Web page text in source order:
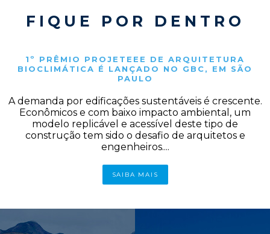
FIQUE POR DENTRO
1º PRÊMIO PROJETEEE DE ARQUITETURA
BIOCLIMÁTICA É LANÇADO NO GBC, EM SÃO
PAULO
A demanda por edificações sustentáveis é crescente.
Econômicos e com baixo impacto ambiental, um
modelo replicável e acessível deste tipo de
construção tem sido o desafio de arquitetos e
engenheiros....
SAIBA MAIS